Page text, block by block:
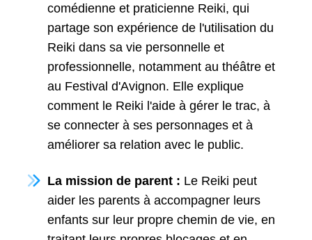
comédienne et praticienne Reiki, qui
partage son expérience de l'utilisation du
Reiki dans sa vie personnelle et
professionnelle, notamment au théâtre et
au Festival d'Avignon. Elle explique
comment le Reiki l'aide à gérer le trac, à
se connecter à ses personnages et à
améliorer sa relation avec le public.
La mission de parent : Le Reiki peut
aider les parents à accompagner leurs
enfants sur leur propre chemin de vie, en